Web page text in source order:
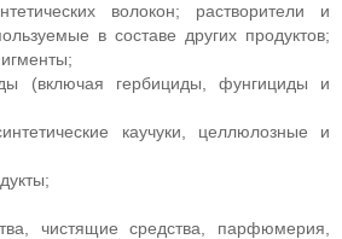
волокон; растворители и
в составе других продуктов;
(включая гербициды, фунгициды и
каучуки, целлюлозные и
чистящие средства, парфюмерия,